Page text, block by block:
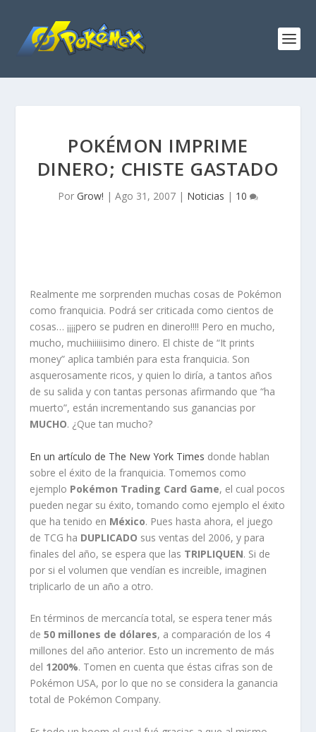
POKÉMON IMPRIME
DINERO; CHISTE GASTADO
Por Grow! | Ago 31, 2007 | Noticias | 10
Realmente me sorprenden muchas cosas de Pokémon
como franquicia. Podrá ser criticada como cientos de
cosas… ¡¡¡¡pero se pudren en dinero!!!! Pero en mucho,
mucho, muchiiiiisimo dinero. El chiste de “It prints
money” aplica también para esta franquicia. Son
asquerosamente ricos, y quien lo diría, a tantos años
de su salida y con tantas personas afirmando que “ha
muerto”, están incrementando sus ganancias por
MUCHO. ¿Que tan mucho?
En un artículo de The New York Times donde hablan
sobre el éxito de la franquicia. Tomemos como
ejemplo Pokémon Trading Card Game, el cual pocos
pueden negar su éxito, tomando como ejemplo el éxito
que ha tenido en México. Pues hasta ahora, el juego
de TCG ha DUPLICADO sus ventas del 2006, y para
finales del año, se espera que las TRIPLIQUEN. Si de
por si el volumen que vendían es increible, imaginen
triplicarlo de un año a otro.
En términos de mercancía total, se espera tener más
de50 millones de dólares, a comparación de los 4
millones del año anterior. Esto un incremento de más
del 1200%. Tomen en cuenta que éstas cifras son de
Pokémon USA, por lo que no se considera la ganancia
total de Pokémon Company.